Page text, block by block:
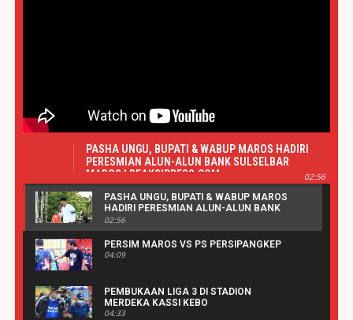
PASHA UNGU, BUPATI & WABUP MAROS HADIRI
PERESMIAN ALUN-ALUN BANK SULSELBAR
MAROS | REAKSIPRESS.COM
02:56
PASHA UNGU, BUPATI & WABUP MAROS
HADIRI PERESMIAN ALUN-ALUN BANK
SULSELBAR MAROS | REAKSIPRESS.COM
02:56
PERSIM MAROS VS PS PERSIPANGKEP
04:09
PEMBUKAAN LIGA 3 DI STADION
MERDEKA KASSI KEBO
04:33